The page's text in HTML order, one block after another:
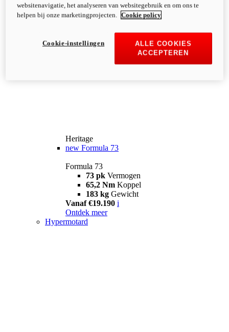
Heritage
new Formula 73
Formula 73
73 pk Vermogen
65,2 Nm Koppel
183 kg Gewicht
Vanaf €19.190 i
Ontdek meer
Hypermotard
websitenavigatie, het analyseren van websitegebruik en om ons te
helpen bij onze marketingprojecten.
Cookie policy
ALLE COOKIES
ACCEPTEREN
Cookie-instellingen